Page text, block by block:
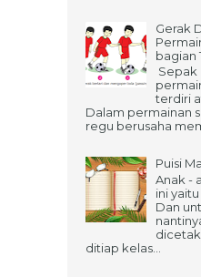
Gerak
bagian
Sepak
terdiri
Dalam permainan
regu berusaha
Puisi
Anak -
ini
Dan
ditiap kelas...